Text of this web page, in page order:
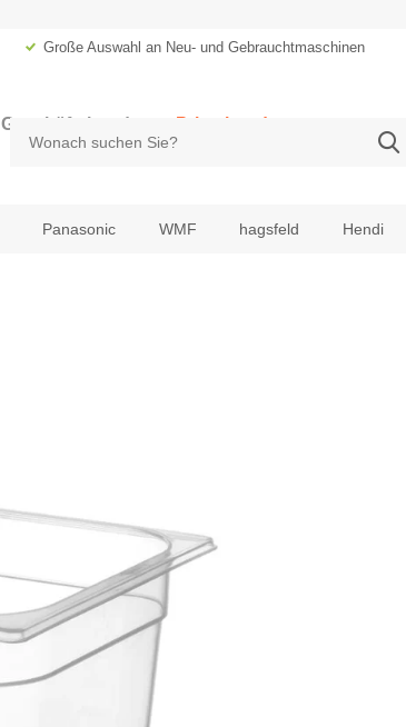
Große Auswahl an Neu- und Gebrauchtmaschinen
Geschäftskunde
zzgl. MwSt.
Privatkunde
Panasonic WMF hagsfeld Hendi